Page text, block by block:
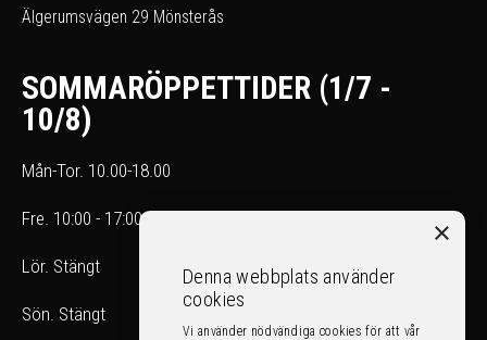
Älgerumsvägen 29 Mönsterås
SOMMARÖPPETTIDER (1/7 -
10/8)
Mån-Tor. 10.00-18.00
Fre. 10:00 - 17:00
Lör. Stängt
Sön. Stängt
×
Denna webbplats använder
cookies
Vi använder nödvändiga cookies för att vår